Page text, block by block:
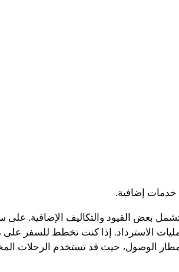
خدمات إضافية.
بعض القيود والتكاليف الإضافية. على
عمليات الاسترداد. إذا كنت تخطط للسفر
مطار الوصول، حيث قد تستخدم الرحلات